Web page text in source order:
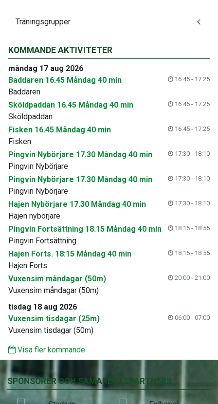
Träningsgrupper
KOMMANDE AKTIVITETER
måndag 17 aug 2026
Baddaren 16.45 Måndag 40 min
16:45 - 17:25
Baddaren
Sköldpaddan 16.45 Måndag 40 min
16:45 - 17:25
Sköldpaddan
Fisken 16.45 Måndag 40 min
16:45 - 17:25
Fisken
Pingvin Nybörjare 17.30 Måndag 40 min
17:30 - 18:10
Pingvin Nybörjare
Pingvin Nybörjare 17.30 Måndag 40 min
17:30 - 18:10
Pingvin Nybörjare
Hajen Nybörjare 17.30 Måndag 40 min
17:30 - 18:10
Hajen nybörjare
Pingvin Fortsättning 18.15 Måndag 40 min
18:15 - 18:55
Pingvin Fortsättning
Hajen Forts. 18:15 Måndag 40 min
18:15 - 18:55
Hajen Forts.
Vuxensim måndagar (50m)
20:00 - 21:00
Vuxensim måndagar (50m)
tisdag 18 aug 2026
Vuxensim tisdagar (25m)
06:00 - 07:00
Vuxensim tisdagar (50m)
Visa fler kommande
SPONSORER OCH SAMARBETSPARTNERS